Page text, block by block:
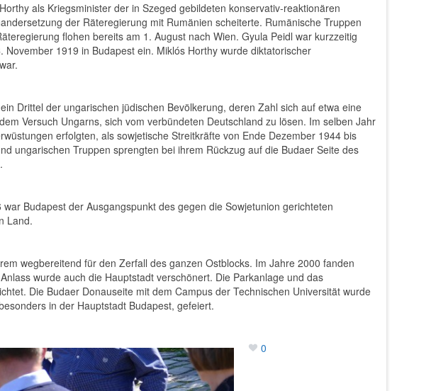
als Kriegsminister der in Szeged gebildeten konservativ-reaktionären
der Räteregierung mit Rumänien scheiterte. Rumänische Truppen
flohen bereits am 1. August nach Wien. Gyula Peidl war kurzzeitig
1919 in Budapest ein. Miklós Horthy wurde diktatorischer
Drittel der ungarischen jüdischen Bevölkerung, deren Zahl sich auf etwa eine
Versuch Ungarns, sich vom verbündeten Deutschland zu lösen. Im selben Jahr
erfolgten, als sowjetische Streitkräfte von Ende Dezember 1944 bis
ungarischen Truppen sprengten bei ihrem Rückzug auf die Budaer Seite des
Budapest der Ausgangspunkt des gegen die Sowjetunion gerichteten
Land.
wegbereitend für den Zerfall des ganzen Ostblocks. Im Jahre 2000 fanden
wurde auch die Hauptstadt verschönert. Die Parkanlage und das
Die Budaer Donauseite mit dem Campus der Technischen Universität wurde
in der Hauptstadt Budapest, gefeiert.
0